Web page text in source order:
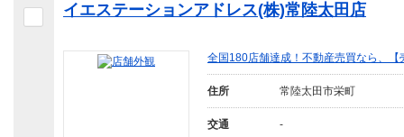
イエステーションアドレス(株)常陸太田店
全国180店舗達成！不動産売買なら、
住所 常陸太田市栄町
交通 -